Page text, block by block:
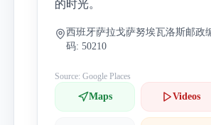
的时光。
西班牙萨拉戈萨努埃瓦洛斯邮政
码: 50210
Source: Google Places
Maps Videos